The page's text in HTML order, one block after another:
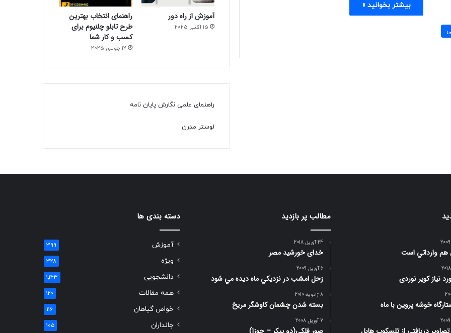
بیشتر بخوانید »
آموزش از راه دور
15 اکتبر 2025
راهنمای انتخاب بهترین
طرح تابلو چلنیوم برای
کسب و کار شما
12 جولای 2025
راهنمای علمی نگارش پایان نامه
لوستر مدرن
هم وارداتي است
نیاز کویر نوردی
خوشه پروین با ماه
مطالب پر بازدید
24 آوریل 2018
خدای خورشید مصر
6 آوریل 2009
زحل امشب در نزديكي ماه ديده مي شود
8 ژانویه 2010
بسته شدن چشمان کاوشگر مريخ
7 آوریل 2008
دسته بندی ها
آموزش 399
ویژه 328
دانشجویی 1,143
همه مقالات 120
خواص گیاهان 116
جانداران 105